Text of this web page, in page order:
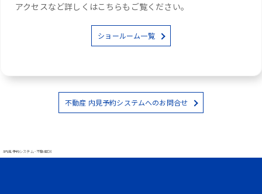
アクセスなど詳しくはこちらもご覧ください。
ショールーム一覧
不動産 内見予約システムへのお問合せ
#内見予約システム - 不動産DX